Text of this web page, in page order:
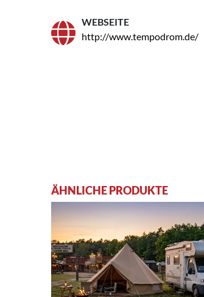
WEBSEITE
http://www.tempodrom.de/
ÄHNLICHE PRODUKTE